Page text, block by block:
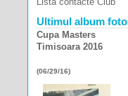
Ultimul album foto
Cupa Masters
Timisoara 2016
(06/29/16)